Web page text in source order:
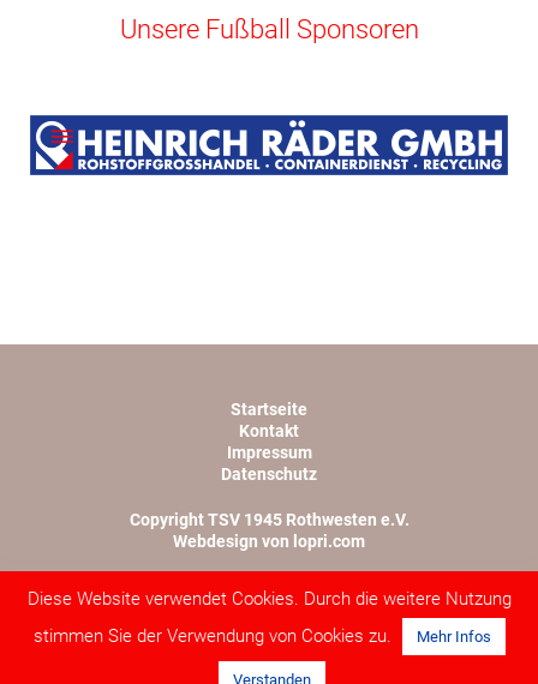
Unsere Fußball Sponsoren
Startseite
Kontakt
Impressum
Datenschutz
Copyright TSV 1945 Rothwesten e.V.
Webdesign von lopri.com
Diese Website verwendet Cookies. Durch die weitere Nutzung
stimmen Sie der Verwendung von Cookies zu.
Mehr Infos
Verstanden